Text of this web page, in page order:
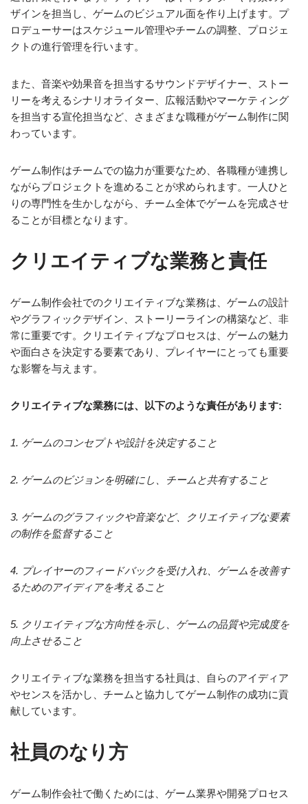
ザインを担当し、ゲームのビジュアル面を作り上げます。プ
ロデューサーはスケジュール管理やチームの調整、プロジェ
クトの進行管理を行います。
また、音楽や効果音を担当するサウンドデザイナー、ストー
リーを考えるシナリオライター、広報活動やマーケティング
を担当する宣伦担当など、さまざまな職種がゲーム制作に関
わっています。
ゲーム制作はチームでの協力が重要なため、各職種が連携し
ながらプロジェクトを進めることが求められます。一人ひと
りの専門性を生かしながら、チーム全体でゲームを完成させ
ることが目標となります。
クリエイティブな業務と責任
ゲーム制作会社でのクリエイティブな業務は、ゲームの設計
やグラフィックデザイン、ストーリーラインの構築など、非
常に重要です。クリエイティブなプロセスは、ゲームの魅力
や面白さを決定する要素であり、プレイヤーにとっても重要
な影響を与えます。
クリエイティブな業務には、以下のような責任があります:
1. ゲームのコンセプトや設計を決定すること
2. ゲームのビジョンを明確にし、チームと共有すること
3. ゲームのグラフィックや音楽など、クリエイティブな要素
の制作を監督すること
4. プレイヤーのフィードバックを受け入れ、ゲームを改善す
るためのアイディアを考えること
5. クリエイティブな方向性を示し、ゲームの品質や完成度を
向上させること
クリエイティブな業務を担当する社員は、自らのアイディア
やセンスを活かし、チームと協力してゲーム制作の成功に貢
献しています。
社員のなり方
ゲーム制作会社で働くためには、ゲーム業界や開発プロセス